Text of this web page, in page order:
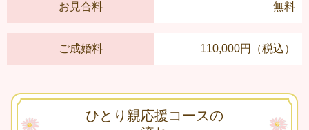
お見合料 無料
ご成婚料 110,000円（税込）
ひとり親応援コースの